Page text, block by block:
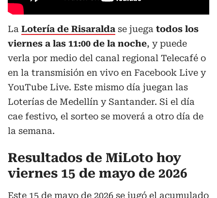
La Lotería de Risaralda se juega todos los
viernes a las 11:00 de la noche, y puede
verla por medio del canal regional Telecafé o
en la transmisión en vivo en Facebook Live y
YouTube Live. Este mismo día juegan las
Loterías de Medellín y Santander. Si el día
cae festivo, el sorteo se moverá a otro día de
la semana.
Resultados de MiLoto hoy
viernes 15 de mayo de 2026
Este 15 de mayo de 2026 se jugó el acumulado